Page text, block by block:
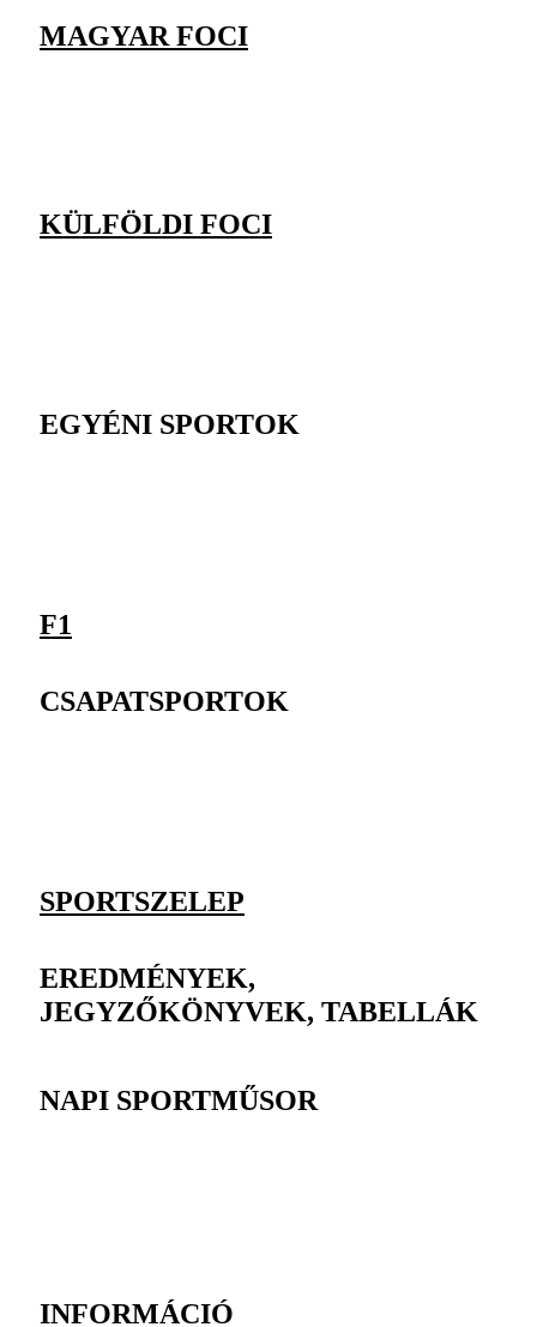
MAGYAR FOCI
KÜLFÖLDI FOCI
EGYÉNI SPORTOK
F1
CSAPATSPORTOK
SPORTSZELEP
EREDMÉNYEK,
JEGYZŐKÖNYVEK, TABELLÁK
NAPI SPORTMŰSOR
INFORMÁCIÓ